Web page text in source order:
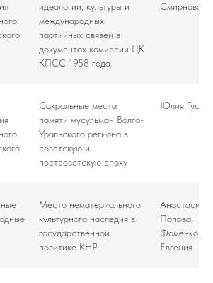
идеологии, культуры и
международных
партийных связей в
документах комиссии ЦК
КПСС 1958 года
Смирнова
Сакральные места
памяти мусульман Волго-
Уральского региона в
советскую и
постсоветскую эпоху
Юлия Гусева
Место нематериального
культурного наследия в
государственной
политике КНР
Анастасия
Попова,
Фоменко
Евгения